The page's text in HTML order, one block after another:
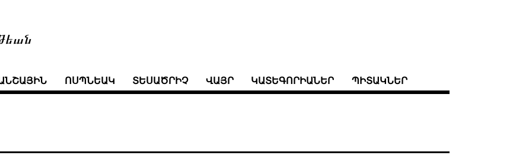
ՈՍՊՆԵԱԿ ՏԵՍԱԾՐԻՉ ՎԱՅՐ ԿԱՏԵԳՈՐԻԱՆԵՐ ՊԻՏԱԿՆԵՐ